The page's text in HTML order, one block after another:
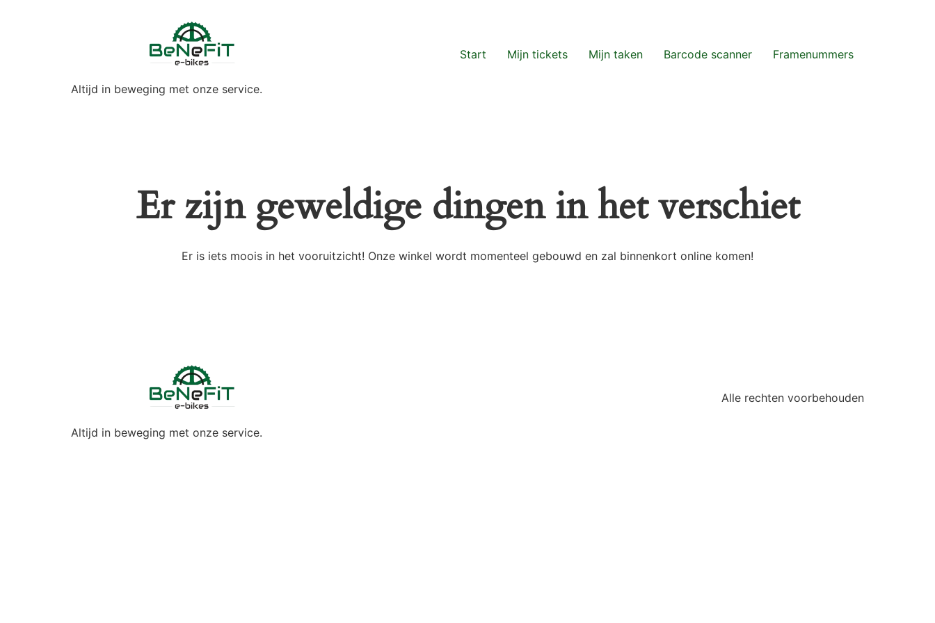
Altijd in beweging met onze service.
Start Mijn tickets Mijn taken Barcode scanner Framenummers
Er zijn geweldige dingen in het verschiet
Er is iets moois in het vooruitzicht! Onze winkel wordt momenteel gebouwd en zal binnenkort online komen!
Altijd in beweging met onze service.
Alle rechten voorbehouden